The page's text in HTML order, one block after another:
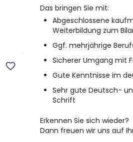
Das bringen Sie mit:
Abgeschlossene
Weiterbildung zum
Ggf. mehrjährige
Sicherer Umgang mit
Gute Kenntnisse im
Sehr gute Deutsch-
Schrift
Erkennen Sie sich wieder?
Dann freuen wir uns auf